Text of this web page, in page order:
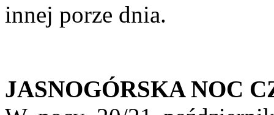
innej porze dnia.
JASNOGÓRSKA NOC